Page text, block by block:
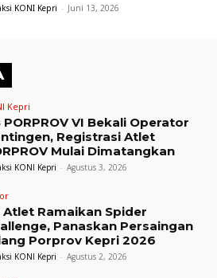
KONI Kepri - Juni 13, 2026
Kepri
PORPROV VI Bekali Operator
Registrasi Atlet
Mulai Dimatangkan
KONI Kepri - Agustus 3, 2026
Atlet Ramaikan Spider
Panaskan Persaingan
Porprov Kepri 2026
KONI Kepri - Agustus 2, 2026